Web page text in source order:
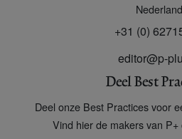
Nederland
+31 (0)
editor@p-
Deel Best
Deel onze Best Practices voor
Vind hier de makers van